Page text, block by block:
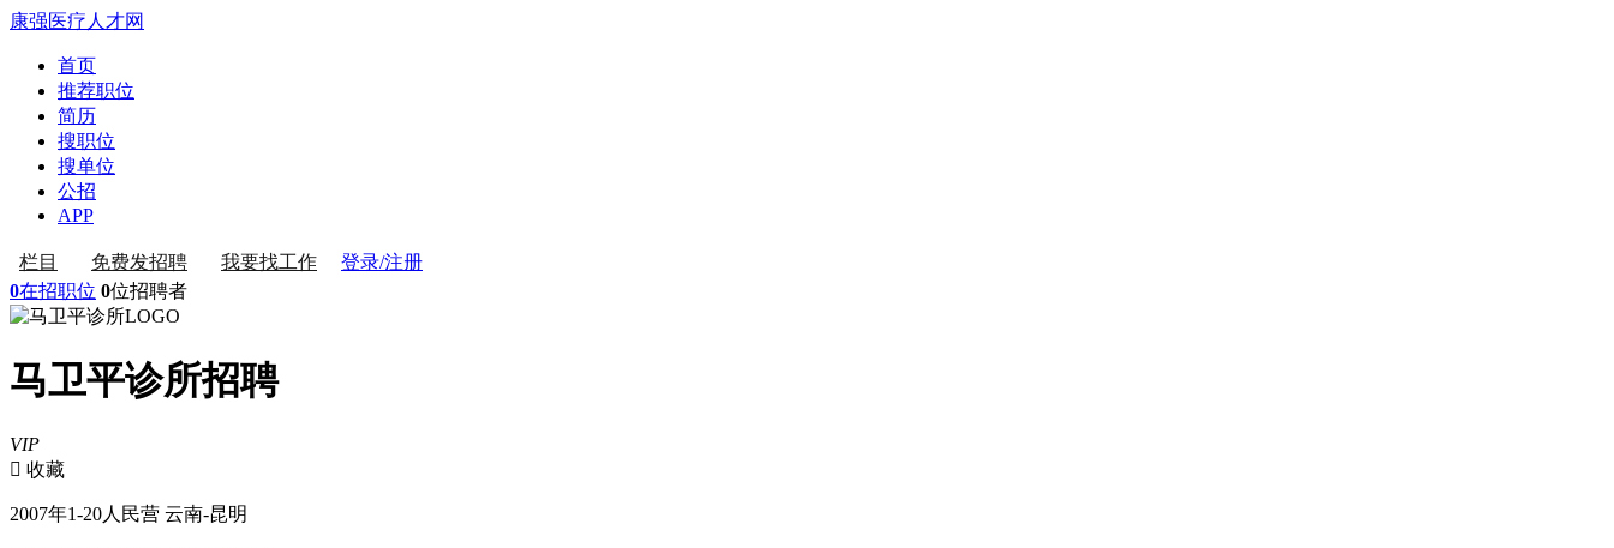
康强医疗人才网
首页
推荐职位
简历
搜职位
搜单位
公招
APP
栏目 免费发招聘 我要找工作
登录/注册
0在招职位 0位招聘者
马卫平诊所招聘
VIP
 收藏
2007年1-20人 民营 云南-昆明